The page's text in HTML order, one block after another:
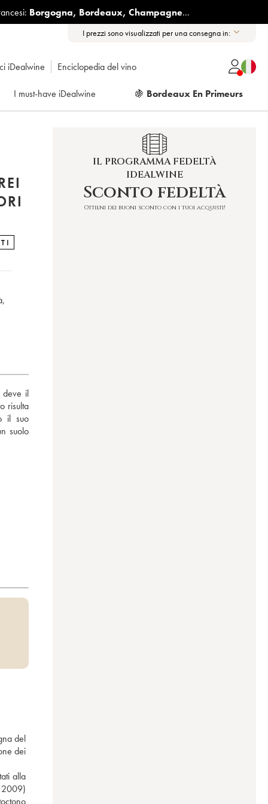
Borgogna, Bordeaux, Champagne...
I prezzi sono visualizzati per una consegna in:
iDealwine Enciclopedia del vino
I must-have iDealwine 🍇 Bordeaux En Primeurs
deve il
risulta
il suo
suolo
del
dei
alla
2009)
IL PROGRAMMA FEDELTÀ
IDEALWINE
Sconto fedeltà
Ottieni dei buoni sconto con i tuoi acquisti!